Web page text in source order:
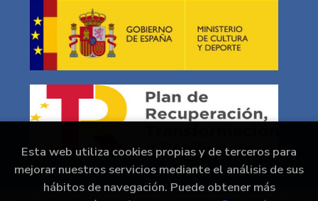
2026 ©En Portada Comics/ Kokoro Mangas. Todos los
Esta web utiliza cookies propias y de terceros para
mejorar nuestros servicios mediante el análisis de sus
hábitos de navegación. Puede obtener más